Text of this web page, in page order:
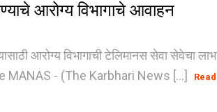
आरोग्य विभागाचे आवाहन
आरोग्य विभागाची टेलिमानस सेवा सेवेचा लाभ
MANAS - (The Karbhari News [...]
Read